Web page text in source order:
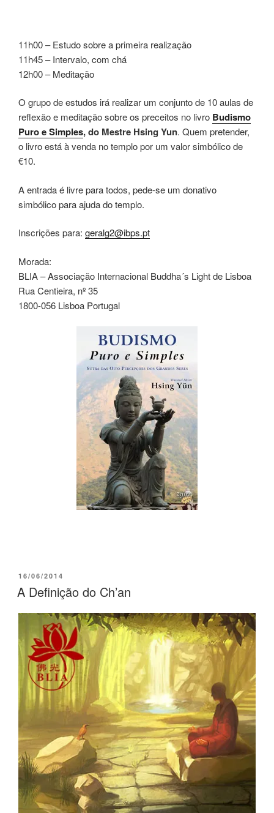
11h00 – Estudo sobre a primeira realização
11h45 – Intervalo, com chá
12h00 – Meditação
O grupo de estudos irá realizar um conjunto de 10 aulas de
reflexão e meditação sobre os preceitos no livro Budismo
Puro e Simples, do Mestre Hsing Yun. Quem pretender,
o livro está à venda no templo por um valor simbólico de
€10.
A entrada é livre para todos, pede-se um donativo
simbólico para ajuda do templo.
Inscrições para: geralg2@ibps.pt
Morada:
BLIA – Associação Internacional Buddha´s Light de Lisboa
Rua Centieira, nº 35
1800-056 Lisboa Portugal
16/06/2014
A Definição do Ch’an